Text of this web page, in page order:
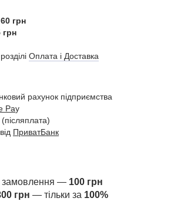
60 грн
грн
Оплата і Доставка
рахунок підприємства
Pay
ПриватБанк
замовлення — 100 грн
грн — тільки за 100%